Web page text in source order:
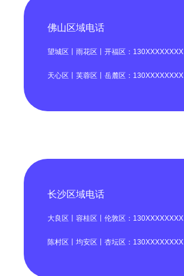
佛山区域电话
望城区丨雨花区丨开福区：130XXXXXXXX
天心区丨芙蓉区丨岳麓区：130XXXXXXXX
长沙区域电话
大良区丨容桂区丨伦敦区：130XXXXXXXX
陈村区丨均安区丨杏坛区：130XXXXXXXX